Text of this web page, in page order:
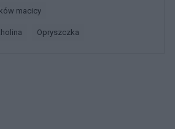
macicy
opryszczka